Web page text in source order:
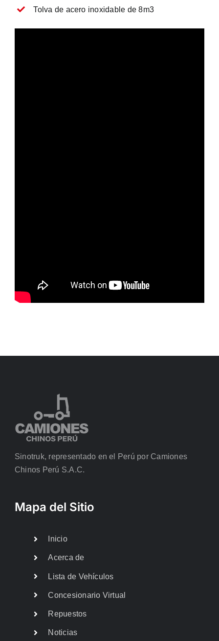
Tolva de acero inoxidable de 8m3
Sinotruk, representado en el Perú por Camiones
Chinos Perú S.A.C.
Mapa del Sitio
Inicio
Acerca de
Lista de Vehículos
Concesionario Virtual
Repuestos
Noticias